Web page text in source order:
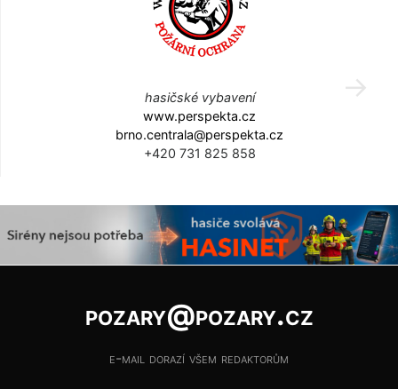
hasičské vybavení
www.perspekta.cz
brno.centrala@perspekta.cz
+420 731 825 858
pozary@pozary.cz
e-mail dorazí všem redaktorům